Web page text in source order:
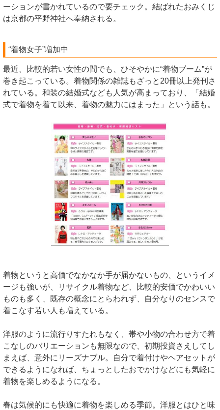
ーションが書かれているので要チェック。結ばれたおみくじ
は京都の平野神社へ奉納される。
“着物女子”増加中
最近、比較的若い女性の間でも、ひそやかに“着物ブーム”が
巻き起こっている。着物関係の雑誌もざっと20冊以上発刊さ
れている。和装の結婚式なども人気が高まっており、「結婚
式で着物を着て以来、着物の魅力にはまった」という話も。
着物というと高価でなかなか手が届かないもの、というイメ
ージも強いが、リサイクル着物など、比較的安価でかわいい
ものも多く、既存の概念にとらわれず、自分なりのセンスで
着こなす若い人も増えている。
洋服のように流行りすたれもなく、帯や小物の合わせ方で着
こなしのバリエーションも無限なので、初期投資さえしてし
まえば、意外にリーズナブル。自分で着付けやヘアセットが
できるようになれば、ちょっとしたおでかけなどにも気軽に
着物を楽しめるようになる。
春は気候的にも快適に着物を楽しめる季節。洋服とはひと味